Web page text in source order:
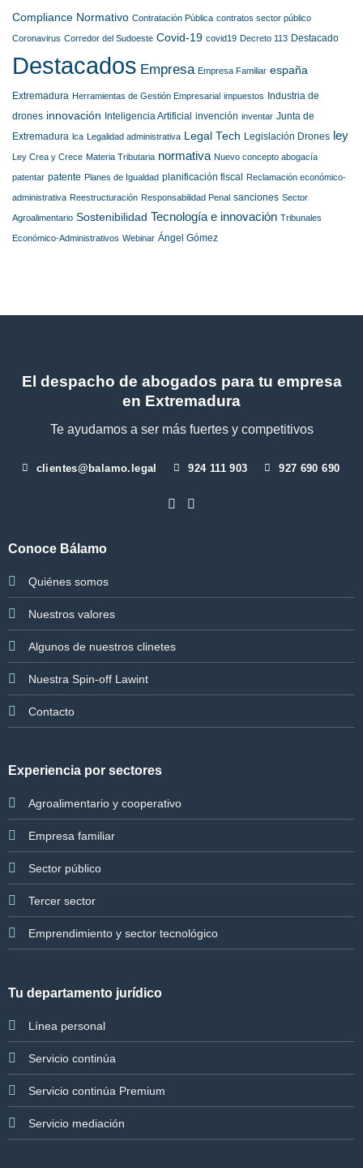
nominado
en
prestigiosa
internacional
Lawyers
Compliance Normativo Contratación Pública contratos sector público
Coronavirus Corredor del Sudoeste Covid-19 covid19 Decreto 113 Destacado
Destacados Empresa Empresa Familiar españa
Extremadura Herramientas de Gestión Empresarial impuestos
Industria de
drones innovación Inteligencia Artificial invención inventar Junta de
Extremadura lca Legalidad administrativa Legal Tech Legislación Drones ley
Ley Crea y Crece Materia Tributaria normativa Nuevo concepto abogacía
patentar patente Planes de Igualdad planificación fiscal Reclamación económico-
administrativa Reestructuración Responsabilidad Penal sanciones Sector
Agroalimentario Sostenibilidad Tecnología e innovación Tribunales
Económico-Administrativos Webinar Ángel Gómez
El despacho de abogados para tu empresa
en Extremadura
Te ayudamos a ser más fuertes y competitivos
clientes@balamo.legal 924 111 903 927 690 690
Conoce Bálamo
Quiénes somos
Nuestros valores
Algunos de nuestros clinetes
Nuestra Spin-off Lawint
Contacto
Experiencia por sectores
Agroalimentario y cooperativo
Empresa familiar
Sector público
Tercer sector
Emprendimiento y sector tecnológico
Tu departamento jurídico
Línea personal
Servicio continúa
Servicio continúa Premium
Servicio mediación